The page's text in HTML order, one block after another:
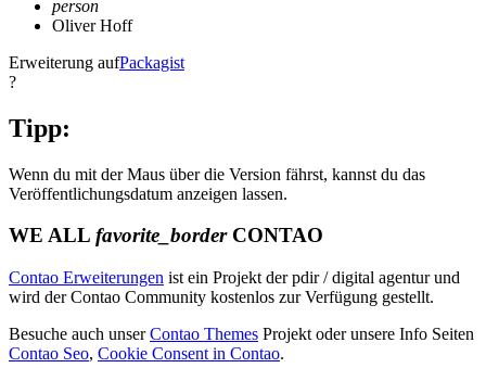
person
Oliver Hoff
Erweiterung aufPackagist
?
Tipp:
Wenn du mit der Maus über die Version fährst, kannst du das
Veröffentlichungsdatum anzeigen lassen.
WE ALL favorite_borderCONTAO
Contao Erweiterungen ist ein Projekt der pdir / digital agentur und
wird der Contao Community kostenlos zur Verfügung gestellt.
Besuche auch unserContao Themes Projekt oder unsere Info Seiten
Contao Seo, Cookie Consent in Contao.